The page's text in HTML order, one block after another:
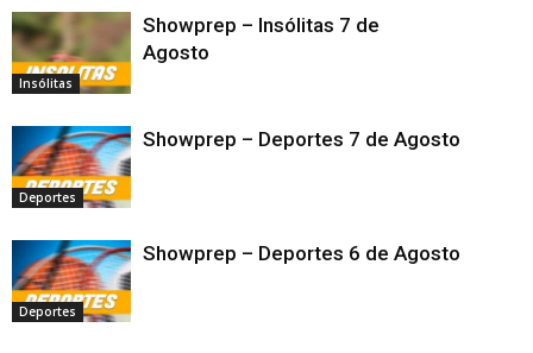
Insólitas
Showprep – Insólitas 7 de
Agosto
Deportes
Showprep – Deportes 7 de Agosto
Deportes
Showprep – Deportes 6 de Agosto